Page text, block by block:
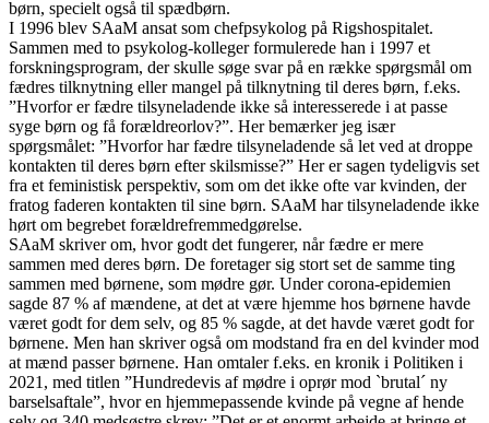
børn, specielt også til spædbørn.
I 1996 blev SAaM ansat som chefpsykolog på Rigshospitalet.
Sammen med to psykolog-kolleger formulerede han i 1997 et
forskningsprogram, der skulle søge svar på en række spørgsmål om
fædres tilknytning eller mangel på tilknytning til deres børn, f.eks.
”Hvorfor er fædre tilsyneladende ikke så interesserede i at passe
syge børn og få forældreorlov?”. Her bemærker jeg især
spørgsmålet: ”Hvorfor har fædre tilsyneladende så let ved at droppe
kontakten til deres børn efter skilsmisse?” Her er sagen tydeligvis set
fra et feministisk perspektiv, som om det ikke ofte var kvinden, der
fratog faderen kontakten til sine børn. SAaM har tilsyneladende ikke
hørt om begrebet forældrefremmedgørelse.
SAaM skriver om, hvor godt det fungerer, når fædre er mere
sammen med deres børn. De foretager sig stort set de samme ting
sammen med børnene, som mødre gør. Under corona-epidemien
sagde 87 % af mændene, at det at være hjemme hos børnene havde
været godt for dem selv, og 85 % sagde, at det havde været godt for
børnene. Men han skriver også om modstand fra en del kvinder mod
at mænd passer børnene. Han omtaler f.eks. en kronik i Politiken i
2021, med titlen ”Hundredevis af mødre i oprør mod `brutal´ ny
barselsaftale”, hvor en hjemmepassende kvinde på vegne af hende